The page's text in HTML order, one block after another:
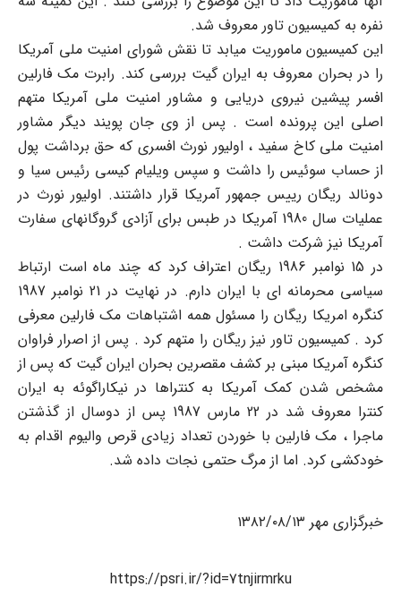
نفره به کمیسیون تاور معروف شد.
این کمیسیون ماموریت میابد تا نقش شورای امنیت ملی آمریکا
را در بحران معروف به ایران گیت بررسی کند. رابرت مک فارلین
افسر پیشین نیروی دریایی و مشاور امنیت ملی آمریکا متهم
اصلی این پرونده است . پس از وی جان پویند دیگر مشاور
امنیت ملی کاخ سفید ، اولیور نورث افسری که حق برداشت پول
از حساب سوئیس را داشت و سپس ویلیام کیسی رئیس سیا و
دونالد ریگان رییس جمهور آمریکا قرار داشتند. اولیور نورث در
عملیات سال 1980 آمریکا در طبس برای آزادی گروگانهای سفارت
آمریکا نیز شرکت داشت .
در 15 نوامبر 1986 ریگان اعتراف کرد که چند ماه است ارتباط
سیاسی محرمانه ای با ایران دارم. در نهایت در 21 نوامبر 1987
کنگره امریکا ریگان را مسئول همه اشتباهات مک فارلین معرفی
کرد . کمیسیون تاور نیز ریگان را متهم کرد . پس از اصرار فراوان
کنگره آمریکا مبنی بر کشف مقصرین بحران ایران گیت که پس از
مشخص شدن کمک آمریکا به کنتراها در نیکاراگوئه به ایران
کنترا معروف شد در 22 مارس 1987 پس از دوسال از گذشتن
ماجرا ، مک فارلین با خوردن تعداد زیادی قرص والیوم اقدام به
خودکشی کرد. اما از مرگ حتمی نجات داده شد.
خبرگزاری مهر ۱۳۸۲/۰۸/۱۳
https://psri.ir/?id=7tnjirmrku